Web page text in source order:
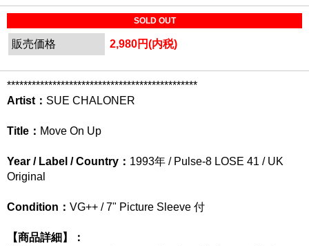
SOLD OUT
販売価格 2,980円(内税)
**********************************************
Artist： SUE CHALONER
Title： Move On Up
Year / Label / Country： 1993年 / Pulse-8 LOSE 41 / UK
Original
Condition： VG++ / 7" Picture Sleeve 付
【商品詳細】：